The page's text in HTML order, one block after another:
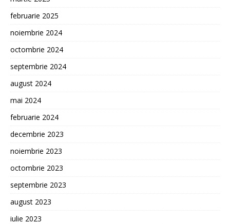
februarie 2025
noiembrie 2024
octombrie 2024
septembrie 2024
august 2024
mai 2024
februarie 2024
decembrie 2023
noiembrie 2023
octombrie 2023
septembrie 2023
august 2023
iulie 2023